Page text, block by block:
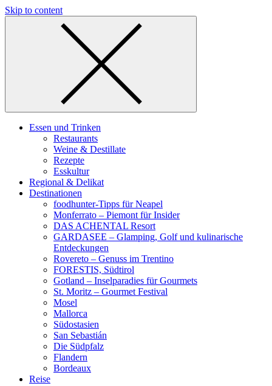
Skip to content
Essen und Trinken
Restaurants
Weine & Destillate
Rezepte
Esskultur
Regional & Delikat
Destinationen
foodhunter-Tipps für Neapel
Monferrato – Piemont für Insider
DAS ACHENTAL Resort
GARDASEE – Glamping, Golf und kulinarische
Entdeckungen
Rovereto – Genuss im Trentino
FORESTIS, Südtirol
Gotland – Inselparadies für Gourmets
St. Moritz – Gourmet Festival
Mosel
Mallorca
Südostasien
San Sebastián
Die Südpfalz
Flandern
Bordeaux
Reise